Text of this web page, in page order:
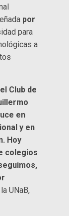
por
para
a
Club de
en
y en
Hoy
colegios
UNaB,